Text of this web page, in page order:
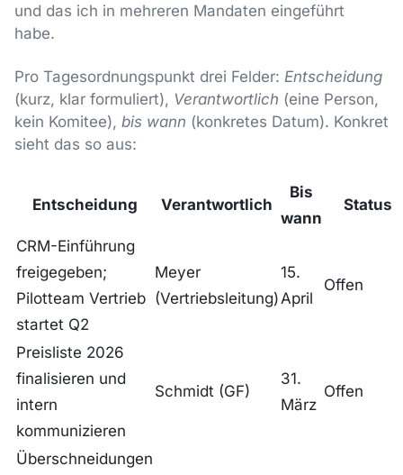
und das ich in mehreren Mandaten eingeführt
habe.
Pro Tagesordnungspunkt drei Felder: Entscheidung
(kurz, klar formuliert), Verantwortlich (eine Person,
kein Komitee), bis wann (konkretes Datum). Konkret
sieht das so aus:
Entscheidung Verantwortlich
Bis
wann
Status
CRM-Einführung
freigegeben;
Pilotteam Vertrieb
startet Q2
Meyer
(Vertriebsleitung)
15.
April
Offen
Preisliste 2026
finalisieren und
intern
kommunizieren
Schmidt (GF)
31.
März
Offen
Überschneidungen